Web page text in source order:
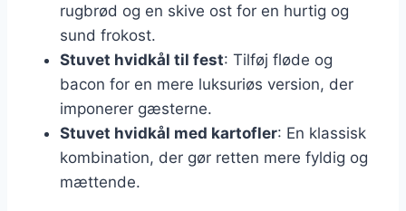
rugbrød og en skive ost for en hurtig og
sund frokost.
Stuvet hvidkål til fest: Tilføj fløde og
bacon for en mere luksuriøs version, der
imponerer gæsterne.
Stuvet hvidkål med kartofler: En klassisk
kombination, der gør retten mere fyldig og
mættende.